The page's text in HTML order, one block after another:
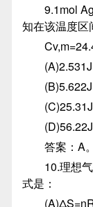
9.1mol
知在该温度区
答案：A。
10.理想气
式是：